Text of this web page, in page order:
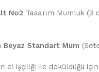
No2 Tasarım Mumluk (3
Beyaz Standart Mum
el işçiliği ile döküldüğü